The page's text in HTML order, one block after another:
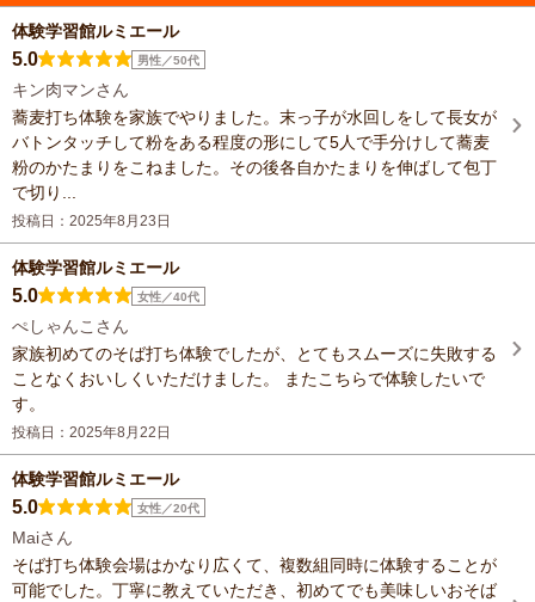
体験学習館ルミエール
5.0 男性／50代
キン肉マンさん
蕎麦打ち体験を家族でやりました。末っ子が水回しをして長女が
バトンタッチして粉をある程度の形にして5人で手分けして蕎麦
粉のかたまりをこねました。その後各自かたまりを伸ばして包丁
で切り...
投稿日：2025年8月23日
体験学習館ルミエール
5.0 女性／40代
ぺしゃんこさん
家族初めてのそば打ち体験でしたが、とてもスムーズに失敗する
ことなくおいしくいただけました。 またこちらで体験したいで
す。
投稿日：2025年8月22日
体験学習館ルミエール
5.0 女性／20代
Maiさん
そば打ち体験会場はかなり広くて、複数組同時に体験することが
可能でした。丁寧に教えていただき、初めてでも美味しいおそば